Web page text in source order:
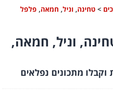
> טחינה, וניל, חמאה, פלפל
וניל, חמאה,
מתכונים נפלאים